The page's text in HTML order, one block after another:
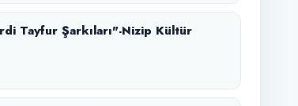
Tayfur Şarkıları"-Nizip Kültür